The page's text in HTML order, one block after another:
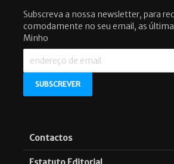
Subscreva a nossa newsletter, para
comodamente no seu email, as
Minho
Contactos